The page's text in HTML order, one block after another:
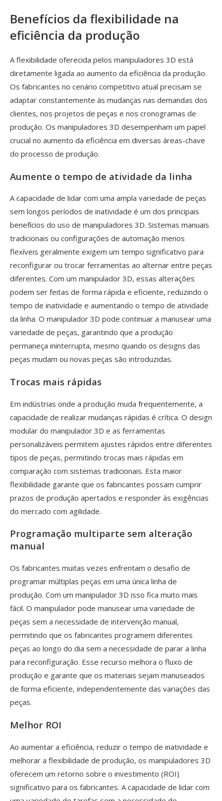
Benefícios da flexibilidade na
eficiência da produção
A flexibilidade oferecida pelos manipuladores 3D está
diretamente ligada ao aumento da eficiência da produção.
Os fabricantes no cenário competitivo atual precisam se
adaptar constantemente às mudanças nas demandas dos
clientes, nos projetos de peças e nos cronogramas de
produção. Os manipuladores 3D desempenham um papel
crucial no aumento da eficiência em diversas áreas-chave
do processo de produção.
Aumente o tempo de atividade da linha
A capacidade de lidar com uma ampla variedade de peças
sem longos períodos de inatividade é um dos principais
benefícios do uso de manipuladores 3D. Sistemas manuais
tradicionais ou configurações de automação menos
flexíveis geralmente exigem um tempo significativo para
reconfigurar ou trocar ferramentas ao alternar entre peças
diferentes. Com um manipulador 3D, essas alterações
podem ser feitas de forma rápida e eficiente, reduzindo o
tempo de inatividade e aumentando o tempo de atividade
da linha. O manipulador 3D pode continuar a manusear uma
variedade de peças, garantindo que a produção
permaneça ininterrupta, mesmo quando os designs das
peças mudam ou novas peças são introduzidas.
Trocas mais rápidas
Em indústrias onde a produção muda frequentemente, a
capacidade de realizar mudanças rápidas é crítica. O design
modular do manipulador 3D e as ferramentas
personalizáveis ​​permitem ajustes rápidos entre diferentes
tipos de peças, permitindo trocas mais rápidas em
comparação com sistemas tradicionais. Esta maior
flexibilidade garante que os fabricantes possam cumprir
prazos de produção apertados e responder às exigências
do mercado com agilidade.
Programação multiparte sem alteração
manual
Os fabricantes muitas vezes enfrentam o desafio de
programar múltiplas peças em uma única linha de
produção. Com um manipulador 3D isso fica muito mais
fácil. O manipulador pode manusear uma variedade de
peças sem a necessidade de intervenção manual,
permitindo que os fabricantes programem diferentes
peças ao longo do dia sem a necessidade de parar a linha
para reconfiguração. Esse recurso melhora o fluxo de
produção e garante que os materiais sejam manuseados
de forma eficiente, independentemente das variações das
peças.
Melhor ROI
Ao aumentar a eficiência, reduzir o tempo de inatividade e
melhorar a flexibilidade de produção, os manipuladores 3D
oferecem um retorno sobre o investimento (ROI)
significativo para os fabricantes. A capacidade de lidar com